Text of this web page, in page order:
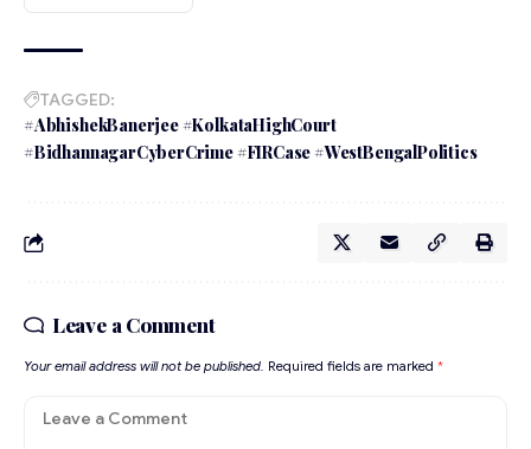
TAGGED:
#AbhishekBanerjee #KolkataHighCourt
#BidhannagarCyberCrime #FIRCase #WestBengalPolitics
Leave a Comment
Your email address will not be published. Required fields are marked *